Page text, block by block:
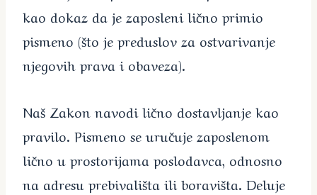
kao dokaz da je zaposleni lično primio
pismeno (što je preduslov za ostvarivanje
njegovih prava i obaveza).
Naš Zakon navodi lično dostavljanje kao
pravilo. Pismeno se uručuje zaposlenom
lično u prostorijama poslodavca, odnosno
na adresu prebivališta ili boravišta. Deluje